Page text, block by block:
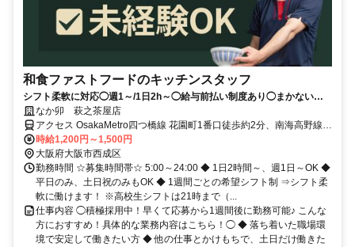
和食ファストフードのキッチンスタッフ
シフト柔軟に対応◯週1～/1日2h～◯給与前払い制度あり◯まかない
（食事補助）あり
なか卯 萩之茶屋店
アクセス OsakaMetro四つ橋線 花園町1番口徒歩約2分、南海高野線
萩ノ茶屋徒歩約4分、阪堺電気軌道阪堺線 今池（大阪府）徒歩約8分
時給1,200円～1,500円
大阪府大阪市西成区
勤務時間 ☆募集時間帯☆ 5:00～24:00 ◆ 1日2時間～、週1日～OK ◆
平日のみ、土日祝のみもOK ◆ 1週間ごとの希望シフト制 ⇒シフト柔
軟に働けます！ ※高校生シフトは21時まで（...
仕事内容 ◯積極採用中！早くて応募から1週間後に勤務可能♪ こんな
方におすすめ！具体的な業務内容はこちら！◯ ◆ 落ち着いた職場環
境で安定して働きたい方 ◆ 他の仕事とかけもちで、土日だけ働きた